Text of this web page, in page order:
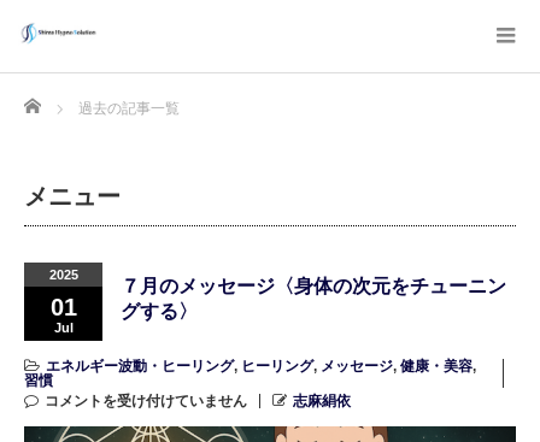
Home 過去の記事一覧
メニュー
2025
01
Jul
７月のメッセージ〈身体の次元をチューニン
グする〉
エネルギー波動・ヒーリング, ヒーリング, メッセージ, 健康・美容,
習慣
コメントを受け付けていません
志麻絹依